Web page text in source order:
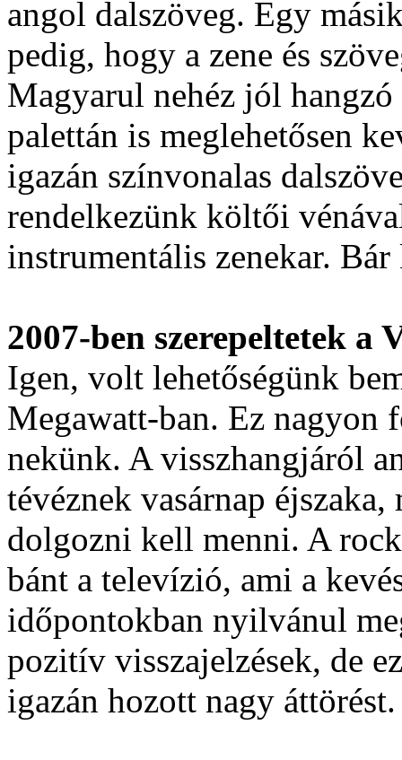
angol dalszöveg. Egy
pedig, hogy a zene és
Magyarul nehéz jól
palettán is meglehetősen
igazán színvonalas
rendelkezünk költői
instrumentális zenekar.
2007-ben szerepeltetek
Igen, volt lehetőségünk
Megawatt-ban. Ez nagyon
nekünk. A visszhangjáról
tévéznek vasárnap
dolgozni kell menni. A
bánt a televízió, ami a
időpontokban nyilvánul
pozitív visszajelzések, de
igazán hozott nagy áttörést.